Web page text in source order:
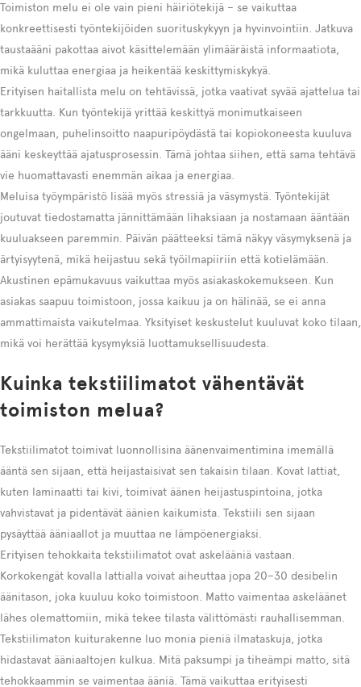
Toimiston melu ei ole vain pieni häiriötekijä – se vaikuttaa
konkreettisesti työntekijöiden suorituskykyyn ja hyvinvointiin. Jatkuva
taustaääni pakottaa aivot käsittelemään ylimääräistä informaatiota,
mikä kuluttaa energiaa ja heikentää keskittymiskykyä.
Erityisen haitallista melu on tehtävissä, jotka vaativat syvää ajattelua tai
tarkkuutta. Kun työntekijä yrittää keskittyä monimutkaiseen
ongelmaan, puhelinsoitto naapuripöydästä tai kopiokoneesta kuuluva
ääni keskeyttää ajatusprosessin. Tämä johtaa siihen, että sama tehtävä
vie huomattavasti enemmän aikaa ja energiaa.
Meluisa työympäristö lisää myös stressiä ja väsymystä. Työntekijät
joutuvat tiedostamatta jännittämään lihaksiaan ja nostamaan ääntään
kuuluakseen paremmin. Päivän päätteeksi tämä näkyy väsymyksenä ja
ärtyisyytenä, mikä heijastuu sekä työilmapiiriin että kotielämään.
Akustinen epämukavuus vaikuttaa myös asiakaskokemukseen. Kun
asiakas saapuu toimistoon, jossa kaikuu ja on hälinää, se ei anna
ammattimaista vaikutelmaa. Yksityiset keskustelut kuuluvat koko tilaan,
mikä voi herättää kysymyksiä luottamuksellisuudesta.
Kuinka tekstiilimatot vähentävät
toimiston melua?
Tekstiilimatot toimivat luonnollisina äänenvaimentimina imemällä
ääntä sen sijaan, että heijastaisivat sen takaisin tilaan. Kovat lattiat,
kuten laminaatti tai kivi, toimivat äänen heijastuspintoina, jotka
vahvistavat ja pidentävät äänien kaikumista. Tekstiili sen sijaan
pysäyttää ääniaallot ja muuttaa ne lämpöenergiaksi.
Erityisen tehokkaita tekstiilimatot ovat askelääniä vastaan.
Korkokengät kovalla lattialla voivat aiheuttaa jopa 20–30 desibelin
äänitason, joka kuuluu koko toimistoon. Matto vaimentaa askeläänet
lähes olemattomiin, mikä tekee tilasta välittömästi rauhallisemman.
Tekstiilimaton kuiturakenne luo monia pieniä ilmataskuja, jotka
hidastavat ääniaaltojen kulkua. Mitä paksumpi ja tiheämpi matto, sitä
tehokkaammin se vaimentaa ääniä. Tämä vaikuttaa erityisesti